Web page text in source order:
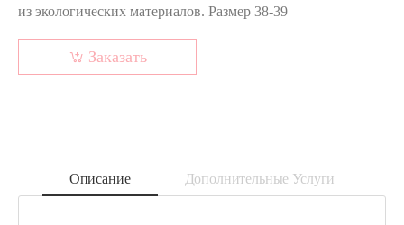
из экологических материалов. Размер 38-39
Заказать
Описание Дополнительные Услуги